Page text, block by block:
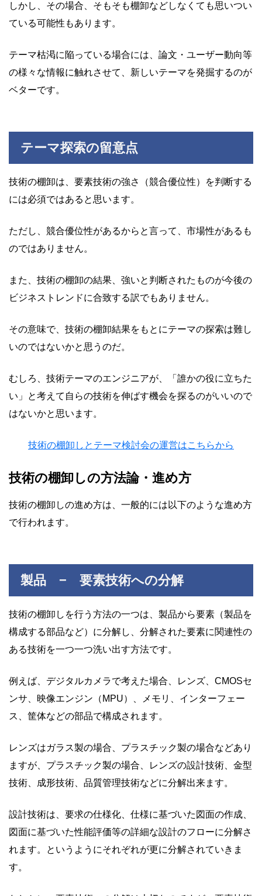
しかし、その場合、そもそも棚卸などしなくても思いつい
ている可能性もあります。
テーマ枯渇に陥っている場合には、論文・ユーザー動向等
の様々な情報に触れさせて、新しいテーマを発掘するのが
ベターです。
テーマ探索の留意点
技術の棚卸は、要素技術の強さ（競合優位性）を判断する
には必須ではあると思います。
ただし、競合優位性があるからと言って、市場性があるも
のではありません。
また、技術の棚卸の結果、強いと判断されたものが今後の
ビジネストレンドに合致する訳でもありません。
その意味で、技術の棚卸結果をもとにテーマの探索は難し
いのではないかと思うのだ。
むしろ、技術テーマのエンジニアが、「誰かの役に立ちた
い」と考えて自らの技術を伸ばす機会を探るのがいいので
はないかと思います。
技術の棚卸しとテーマ検討会の運営はこちらから
技術の棚卸しの方法論・進め方
技術の棚卸しの進め方は、一般的には以下のような進め方
で行われます。
製品 − 要素技術への分解
技術の棚卸しを行う方法の一つは、製品から要素（製品を
構成する部品など）に分解し、分解された要素に関連性の
ある技術を一つ一つ洗い出す方法です。
例えば、デジタルカメラで考えた場合、レンズ、 CMOSセ
ンサ、映像エンジン（ MPU）、メモリ、インターフェー
ス、筐体などの部品で構成されます。
レンズはガラス製の場合、プラスチック製の場合などあり
ますが、プラスチック製の場合、レンズの設計技術、金型
技術、成形技術、品質管理技術などに分解出来ます。
設計技術は、要求の仕様化、仕様に基づいた図面の作成、
図面に基づいた性能評価等の詳細な設計のフローに分解さ
れます。というようにそれぞれが更に分解されていきま
す。